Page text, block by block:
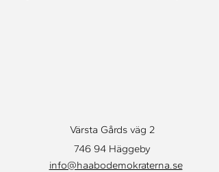
Värsta Gårds väg 2
746 94 Häggeby
info@haabodemokraterna.se